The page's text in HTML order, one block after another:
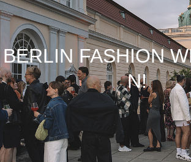
BERLIN FASHION
N!